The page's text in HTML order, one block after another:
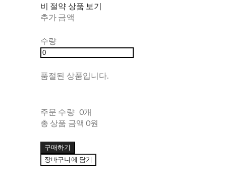
비 절약 상품 보기
추가 금액
수량
품절된 상품입니다.
주문 수량 0개
총 상품 금액 0원
구매하기
장바구니에 담기